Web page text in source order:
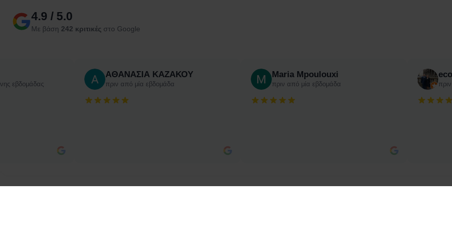
4.9 / 5.0
Με βάση 242 κριτικές στο Google
εβδομάδας
ΑΘΑΝΑΣΙΑ ΚΑΖΑΚΟΥ
πριν από μία εβδομάδα
Maria Mpoulouxi
πριν από μία εβδομάδα